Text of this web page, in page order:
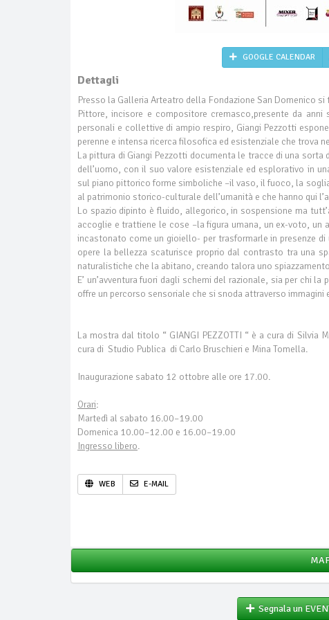
GOOGLE CALENDAR
Dettagli
Presso la Galleria Arteatro della Fondazione San Domenico
Pittore, incisore e compositore cremasco,presente da
personali e collettive di ampio respiro, Giangi Pezzotti
perenne e intensa ricerca filosofica ed esistenziale che trova
La pittura di Giangi Pezzotti documenta le tracce di una
dell’uomo, con il suo valore esistenziale ed esplorativo in
sul piano pittorico forme simboliche –il vaso, il fuoco, la
al patrimonio storico-culturale dell’umanità e che hanno qui
Lo spazio dipinto è fluido, allegorico, in sospensione ma
accoglie e trattiene le cose –la figura umana, un ex-voto,
incastonato come un gioiello- per trasformarle in presenze
opere la bellezza scaturisce proprio dal contrasto tra una
naturalistiche che la abitano, creando talora uno
E’ un’avventura fuori dagli schemi del razionale, sia per chi
offre un percorso sensoriale che si snoda attraverso immagini
La mostra dal titolo “ GIANGI PEZZOTTI “ è a cura di
cura di Studio Publica di Carlo Bruschieri e Mina Tomella.
Inaugurazione sabato 12 ottobre alle ore 17.00.
Orari:
Martedì al sabato 16.00–19.00
Domenica 10.00–12.00 e 16.00–19.00
Ingresso libero.
WEB E-MAIL
Segnala un